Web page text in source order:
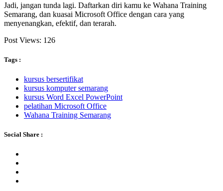
Jadi, jangan tunda lagi. Daftarkan diri kamu ke Wahana Training
Semarang, dan kuasai Microsoft Office dengan cara yang
menyenangkan, efektif, dan terarah.
Post Views: 126
Tags :
kursus bersertifikat
kursus komputer semarang
kursus Word Excel PowerPoint
pelatihan Microsoft Office
Wahana Training Semarang
Social Share :